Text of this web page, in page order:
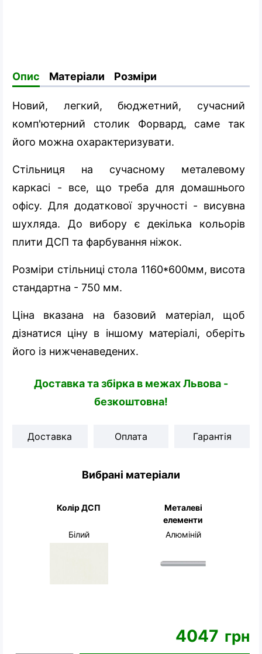
Опис Матеріали Розміри
Новий, легкий, бюджетний, сучасний
комп'ютерний столик Форвард, саме так
його можна охарактеризувати.
Стільниця на сучасному металевому
каркасі - все, що треба для домашнього
офісу. Для додаткової зручності - висувна
шухляда. До вибору є декілька кольорів
плити ДСП та фарбування ніжок.
Розміри стільниці стола 1160*600мм, висота
стандартна - 750 мм.
Ціна вказана на базовий матеріал, щоб
дізнатися ціну в іншому матеріалі, оберіть
його із нижченаведених.
Доставка та збірка в межах Львова -
безкоштовна!
Доставка Оплата Гарантія
Вибрані матеріали
Колір ДСП
Білий
Металеві
елементи
Алюміній
4047 грн